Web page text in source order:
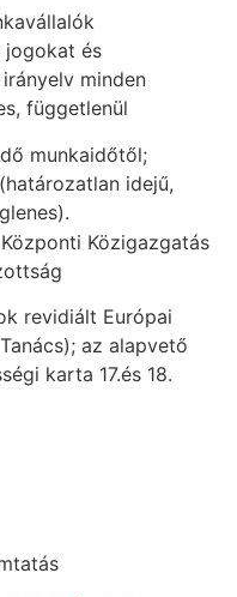
jogokat és
minden
függetlenül
munkaidőtől;
idejű,
Közigazgatás
revidiált Európai
az alapvető
karta 17.és 18.